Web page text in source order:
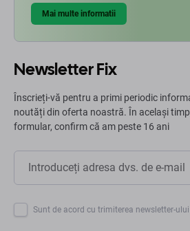
Mai multe informatii
Newsletter Fix
Înscrieți-vă pentru a primi periodic
noutăți din oferta noastră. În același
formular, confirm că am peste 16 ani
Sunt de acord cu trimiterea newsletter-ului